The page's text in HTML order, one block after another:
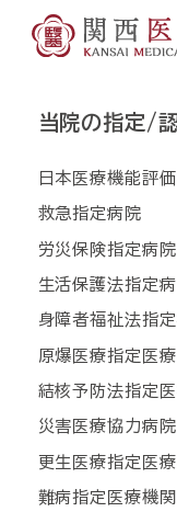
当院の指定/
日本医療機能評
救急指定病院
労災保険指定病院
生活保護法指定
身障者福祉法指
原爆医療指定医療
結核予防法指定
災害医療協力病院
更生医療指定医療
難病指定医療機関